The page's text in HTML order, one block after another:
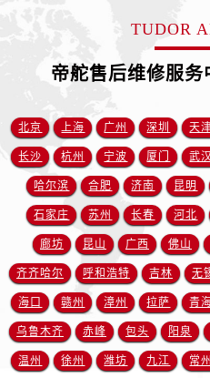
TUDOR
帝舵售后维修服
北京 上海 广州 深圳 天
长沙 杭州 宁波 厦门 武汉
哈尔滨 合肥 济南 昆明
石家庄 苏州 长春 河北
廊坊 昆山 广西 佛山
齐齐哈尔 呼和浩特 吉林 无
海口 赣州 漳州 拉萨 青
乌鲁木齐 赤峰 包头 阳泉
温州 徐州 潍坊 九江 常州